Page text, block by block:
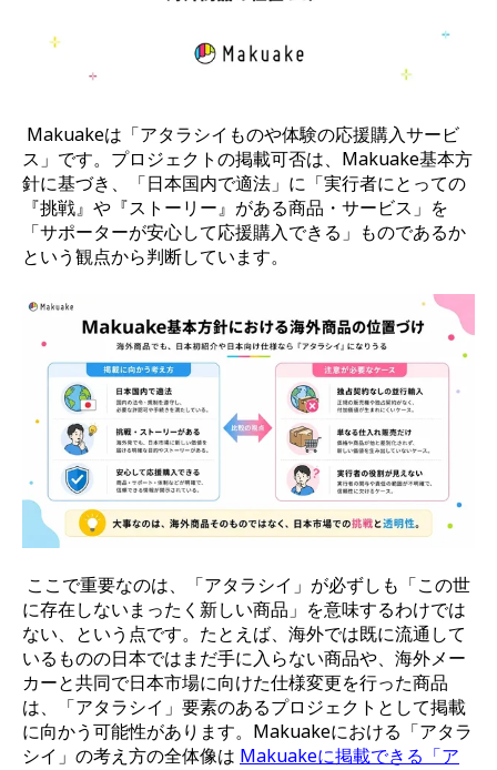
Makuakeは「アタラシイものや体験の応援購入サービ
ス」です。プロジェクトの掲載可否は、Makuake基本方
針に基づき、「日本国内で適法」に「実行者にとっての
『挑戦』や『ストーリー』がある商品・サービス」を
「サポーターが安心して応援購入できる」ものであるか
という観点から判断しています。
ここで重要なのは、「アタラシイ」が必ずしも「この世
に存在しないまったく新しい商品」を意味するわけでは
ない、という点です。たとえば、海外では既に流通して
いるものの日本ではまだ手に入らない商品や、海外メー
カーと共同で日本市場に向けた仕様変更を行った商品
は、「アタラシイ」要素のあるプロジェクトとして掲載
に向かう可能性があります。Makuakeにおける「アタラ
シイ」の考え方の全体像は Makuakeに掲載できる「ア